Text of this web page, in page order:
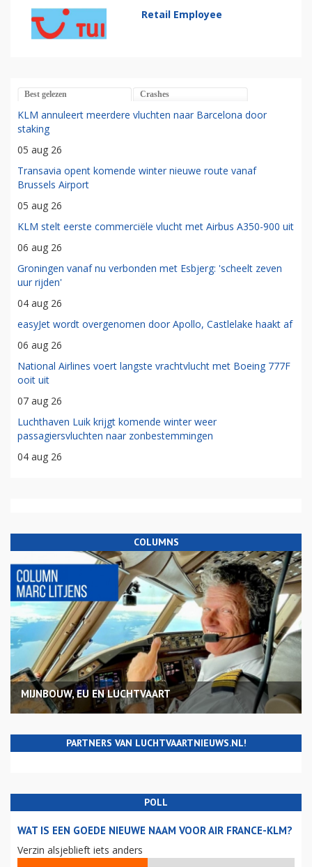
Retail Employee
Best gelezen Crashes
KLM annuleert meerdere vluchten naar Barcelona door
staking
05 aug 26
Transavia opent komende winter nieuwe route vanaf
Brussels Airport
05 aug 26
KLM stelt eerste commerciële vlucht met Airbus A350-900 uit
06 aug 26
Groningen vanaf nu verbonden met Esbjerg: 'scheelt zeven
uur rijden'
04 aug 26
easyJet wordt overgenomen door Apollo, Castlelake haakt af
06 aug 26
National Airlines voert langste vrachtvlucht met Boeing 777F
ooit uit
07 aug 26
Luchthaven Luik krijgt komende winter weer
passagiersvluchten naar zonbestemmingen
04 aug 26
COLUMNS
MIJNBOUW, EU EN LUCHTVAART
PARTNERS VAN LUCHTVAARTNIEUWS.NL!
POLL
WAT IS EEN GOEDE NIEUWE NAAM VOOR AIR FRANCE-KLM?
Verzin alsjeblieft iets anders